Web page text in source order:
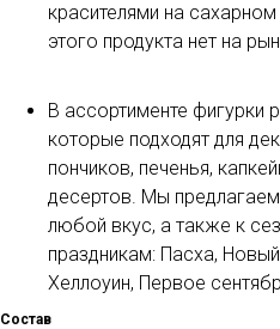
красителями на
этого продукта нет на
В ассортименте фигурки
которые подходят для
пончиков, печенья,
десертов. Мы
любой вкус, а также к
праздникам: Пасха,
Хеллоуин, Первое
Состав